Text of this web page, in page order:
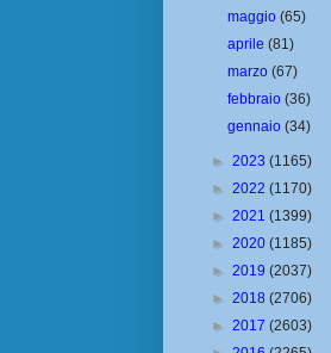
maggio(65)
aprile(81)
marzo(67)
febbraio(36)
gennaio(34)
► 2023 (1165)
► 2022 (1170)
► 2021 (1399)
► 2020 (1185)
► 2019 (2037)
► 2018 (2706)
► 2017 (2603)